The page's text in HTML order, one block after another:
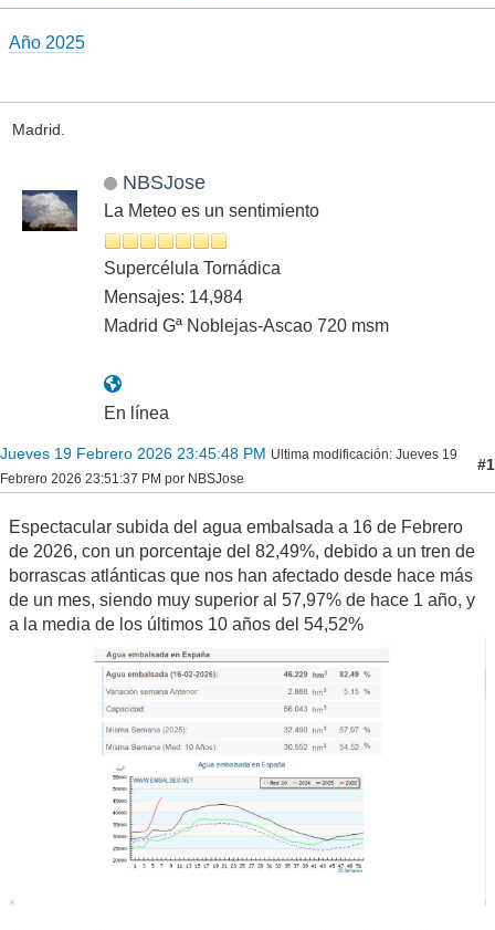
Año 2025
Madrid.
NBSJose
La Meteo es un sentimiento
Supercélula Tornádica
Mensajes: 14,984
Madrid Gª Noblejas-Ascao 720 msm
En línea
Jueves 19 Febrero 2026 23:45:48 PM Ultima modificación: Jueves 19
Febrero 2026 23:51:37 PM por NBSJose
#1
Espectacular subida del agua embalsada a 16 de Febrero
de 2026, con un porcentaje del 82,49%, debido a un tren de
borrascas atlánticas que nos han afectado desde hace más
de un mes, siendo muy superior al 57,97% de hace 1 año, y
a la media de los últimos 10 años del 54,52%